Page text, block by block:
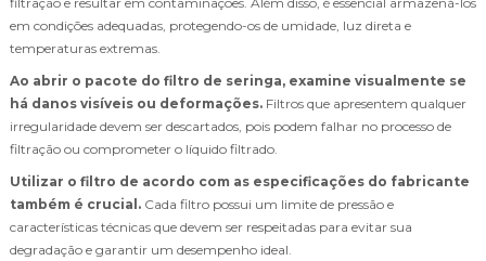
em condições adequadas, protegendo-os de umidade, luz direta e
temperaturas extremas.
Ao abrir o pacote do filtro de seringa, examine visualmente se
há danos visíveis ou deformações. Filtros que apresentem qualquer
irregularidade devem ser descartados, pois podem falhar no processo de
filtração ou comprometer o líquido filtrado.
Utilizar o filtro de acordo com as especificações do fabricante
também é crucial. Cada filtro possui um limite de pressão e
características técnicas que devem ser respeitadas para evitar sua
degradação e garantir um desempenho ideal.